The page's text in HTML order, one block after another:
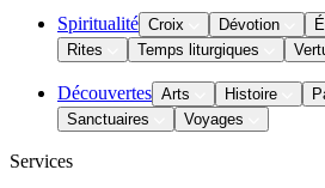
Spiritualité Croix Dévotion
Rites
Temps liturgiques
Découvertes Arts Histoire
Sanctuaires
Voyages
Services